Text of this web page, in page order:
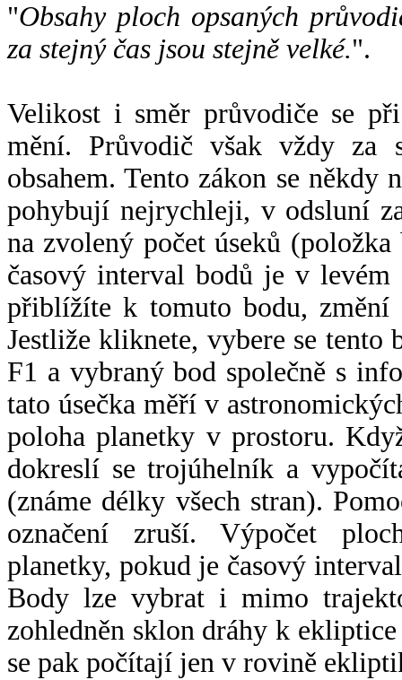
"Obsahy ploch opsaných
za stejný čas jsou stejně velké.".
Velikost i směr průvodiče se
mění. Průvodič však vždy za
obsahem. Tento zákon se někdy
pohybují nejrychleji, v odsluní
na zvolený počet úseků
časový interval bodů je v
přiblížíte k tomuto bodu,
Jestliže kliknete, vybere se tento
F1 a vybraný bod společně s
tato úsečka měří v
poloha planetky v prostoru.
dokreslí se trojúhelník a
(známe délky všech stran).
označení zruší. Výpočet
planetky, pokud je časový
Body lze vybrat i mimo
zohledněn sklon dráhy k
se pak počítají jen v rovině